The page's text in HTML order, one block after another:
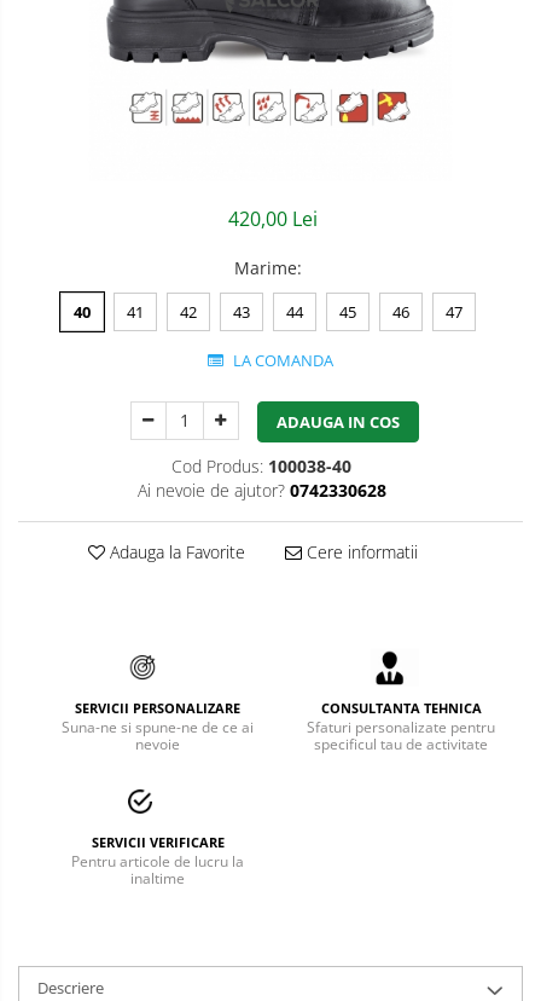
Jachete/Bluze Salopeta
Pantaloni de lucru
Reflectorizante
Mijloace de legatura
Opritoare de cadere
Puncte de ancorare
Sisteme de acces in canale
Bocanci de protectie
Semnalizare rutiera
420,00 Lei
Marime:
40 41 42 43 44 45 46 47
LA COMANDA
ADAUGA IN COS
Cod Produs: 100038-40
Ai nevoie de ajutor? 0742330628
Adauga la Favorite Cere informatii
SERVICII PERSONALIZARE
Suna-ne si spune-ne de ce ai
nevoie
CONSULTANTA TEHNICA
Sfaturi personalizate pentru
specificul tau de activitate
SERVICII VERIFICARE
Pentru articole de lucru la
inaltime
Descriere